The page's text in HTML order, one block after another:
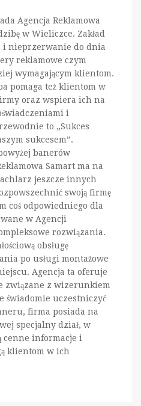
Agencja Reklamowa
w Wieliczce. Zakład
i nieprzerwanie do dnia
reklamowe czym
wymagającym klientom.
pomaga też klientom w
oraz wspiera ich na
i
to „Sukces
sukcesem”.
banerów
Samart ma na
jeszcze innych
swoją firmę
coś odpowiedniego dla
w Agencji
rozwiązania.
obsługę
po usługi montażowe
Agencja ta oferuje
związane z wizerunkiem
świadomie uczestniczyć
firma posiada na
specjalny dział, w
cenne informacje i
klientom w ich